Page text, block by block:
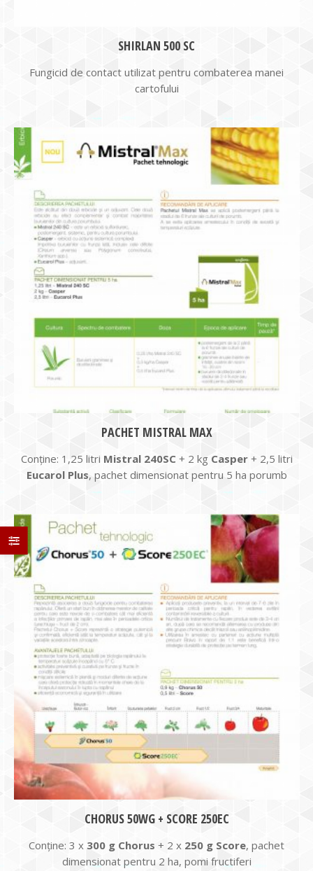
SHIRLAN 500 SC
Fungicid de contact utilizat pentru combaterea manei
cartofului
PACHET MISTRAL MAX
Conține: 1,25 litri Mistral 240SC + 2 kg Casper+ 2,5 litri
Eucarol Plus, pachet dimensionat pentru 5 ha porumb
CHORUS 50WG + SCORE 250EC
Conține: 3 x 300 g Chorus + 2 x 250 g Score, pachet
dimensionat pentru 2 ha, pomi fructiferi